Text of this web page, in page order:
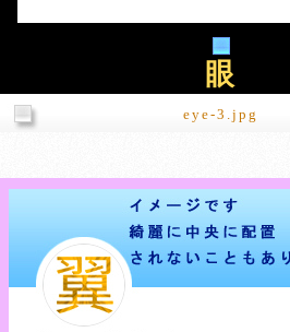
眼
eye-3.jpg